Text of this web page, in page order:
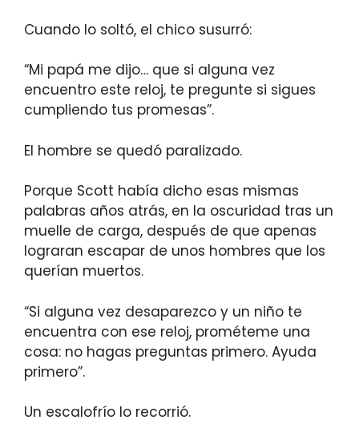
Cuando lo soltó, el chico susurró:
“Mi papá me dijo… que si alguna vez
encuentro este reloj, te pregunte si sigues
cumpliendo tus promesas”.
El hombre se quedó paralizado.
Porque Scott había dicho esas mismas
palabras años atrás, en la oscuridad tras un
muelle de carga, después de que apenas
lograran escapar de unos hombres que los
querían muertos.
“Si alguna vez desaparezco y un niño te
encuentra con ese reloj, prométeme una
cosa: no hagas preguntas primero. Ayuda
primero”.
Un escalofrío lo recorrió.